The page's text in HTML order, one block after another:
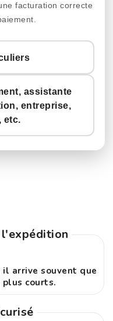
Stühlen
arrive souvent que
courts.
facturation correcte
assistante
entreprise,
etc.